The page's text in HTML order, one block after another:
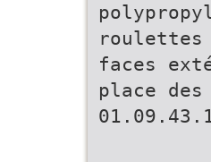
faces
place